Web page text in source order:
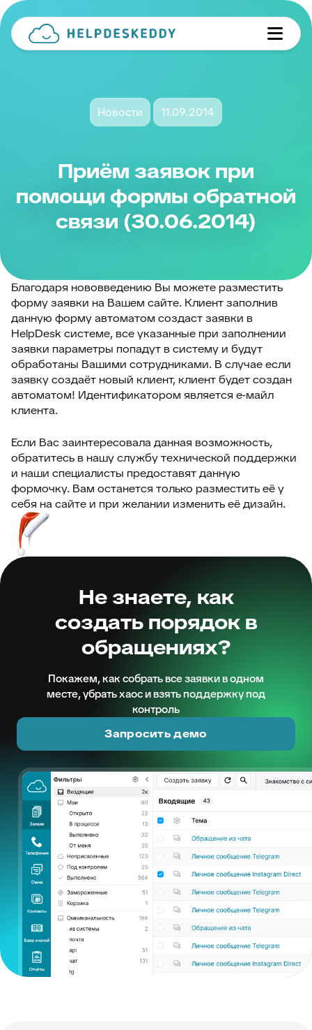
Новости 11.09.2014
Приём заявок при
помощи формы обратной
связи (30.06.2014)
Благодаря нововведению Вы можете разместить
форму заявки на Вашем сайте. Клиент заполнив
данную форму автоматом создаст заявки в
HelpDesk системе, все указанные при заполнении
заявки параметры попадут в систему и будут
обработаны Вашими сотрудниками. В случае если
заявку создаёт новый клиент, клиент будет создан
автоматом! Идентификатором является е-майл
клиента.
Если Вас заинтересовала данная возможность,
обратитесь в нашу службу технической поддержки
и наши специалисты предоставят данную
формочку. Вам останется только разместить её у
себя на сайте и при желании изменить её дизайн.
Не знаете, как
создать порядок в
обращениях?
Покажем, как собрать все заявки в одном
месте, убрать хаос и взять поддержку под
контроль
Запросить демо